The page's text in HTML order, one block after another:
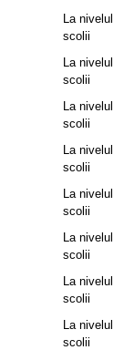
La nivelul
scolii
La nivelul
scolii
La nivelul
scolii
La nivelul
scolii
La nivelul
scolii
La nivelul
scolii
La nivelul
scolii
La nivelul
scolii